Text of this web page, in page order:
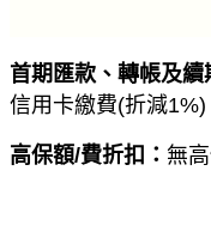
首期匯款、轉帳及續
信用卡繳費(折減1%)
高保額/費折扣： 無